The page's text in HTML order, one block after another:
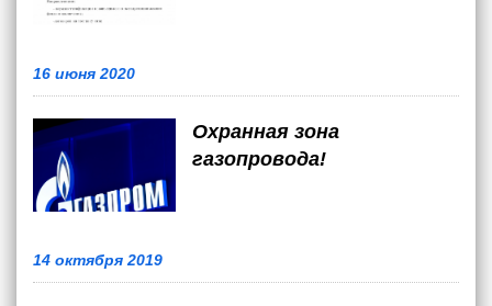
16 июня 2020
Охранная зона
газопровода!
14 октября 2019